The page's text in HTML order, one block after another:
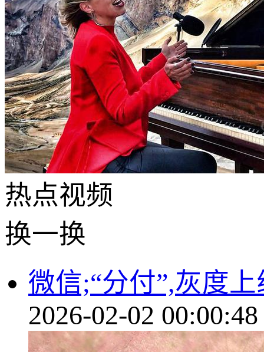
热点视频
换一换
微信;“分付”,灰度
2026-02-02 00:00:48